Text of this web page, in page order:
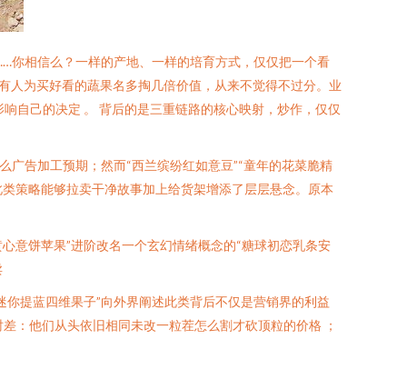
你相信么？一样的产地、一样的培育方式，仅仅把一个看
为买好看的蔬果名多掏几倍价值，从来不觉得不过分。业
自己的决定 。 背后的是三重链路的核心映射，炒作，仅仅
告加工预期；然而“西兰缤纷红如意豆”“童年的花菜脆精
策略能够拉卖干净故事加上给货架增添了层层悬念。原本
意饼苹果”进阶改名一个玄幻情绪概念的“糖球初恋乳条安
提蓝四维果子”向外界阐述此类背后不仅是营销界的利益
：他们从头依旧相同未改一粒茬怎么割才砍顶粒的价格 ；